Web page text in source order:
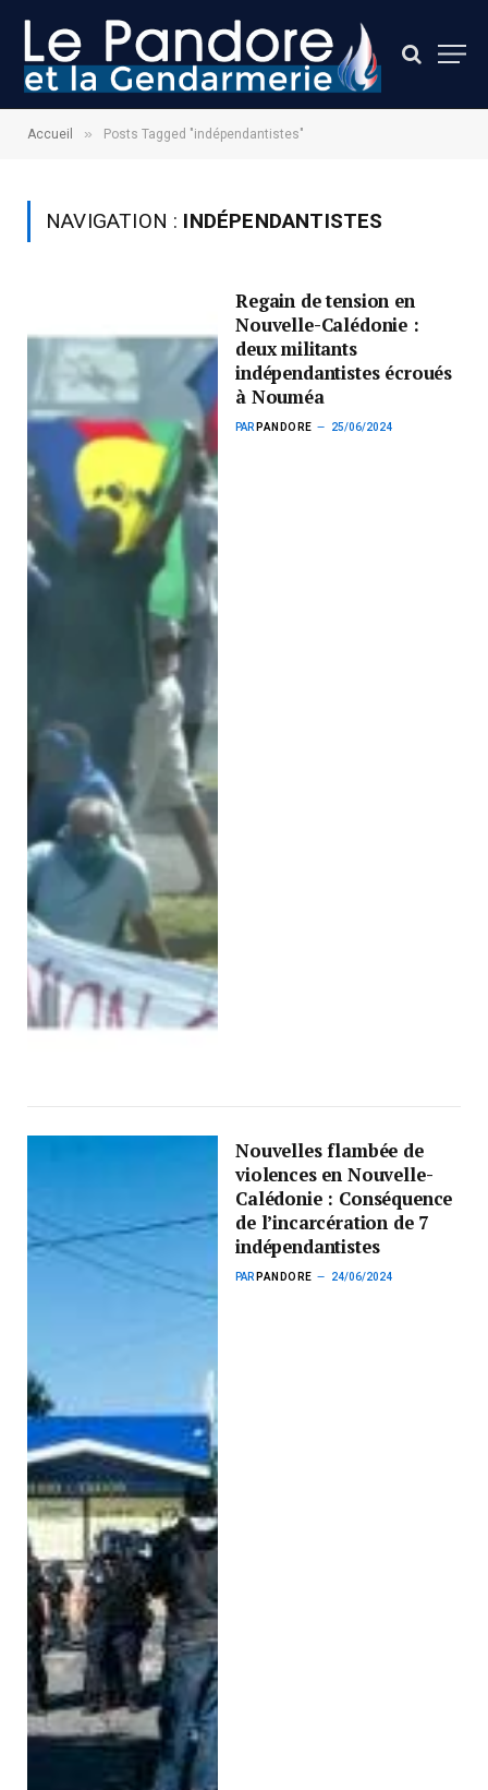
Accueil » Posts Tagged "indépendantistes"
NAVIGATION : INDÉPENDANTISTES
Regain de tension en
Nouvelle-Calédonie :
deux militants
indépendantistes écroués
à Nouméa
PAR PANDORE 25/06/2024
Nouvelles flambée de
violences en Nouvelle-
Calédonie : Conséquence
de l’incarcération de 7
indépendantistes
PAR PANDORE 24/06/2024